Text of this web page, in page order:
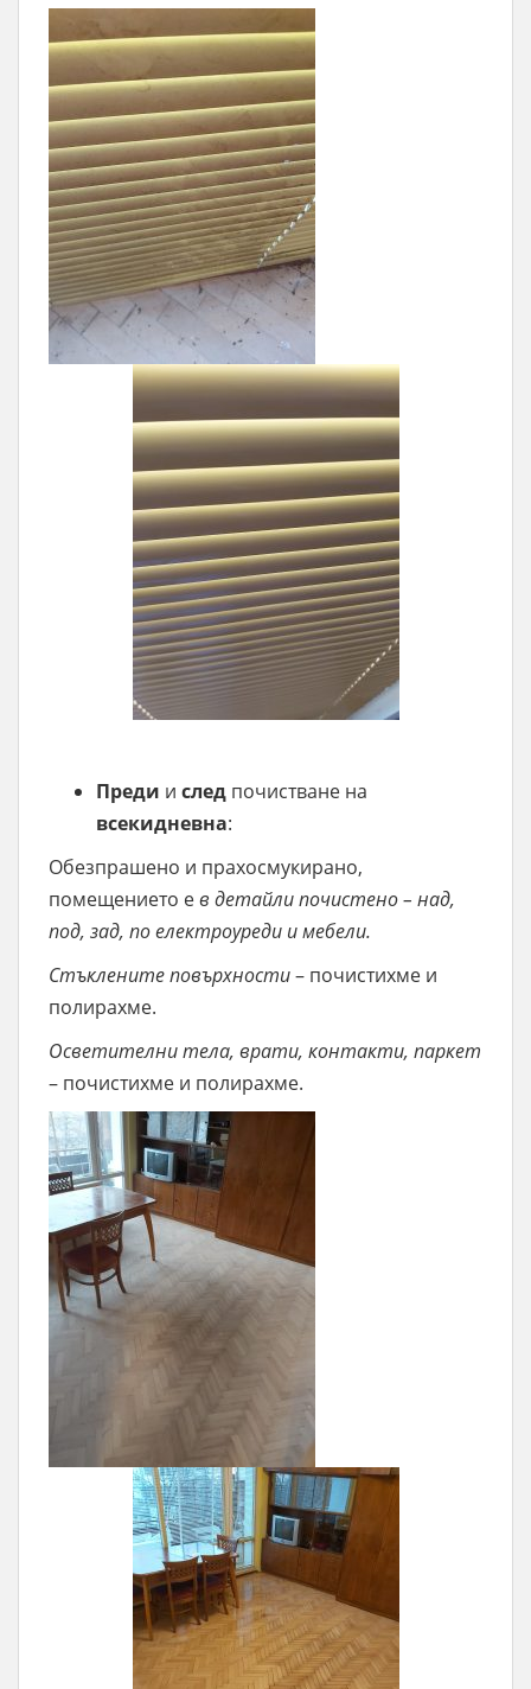
Преди и след почистване на
всекидневна:
Обезпрашено и прахосмукирано,
помещението ев детайли почистено – над,
под, зад, по електроуреди и мебели.
Стъклените повърхности– почистихме и
полирахме.
Осветителни тела, врати, контакти, паркет
– почистихме и полирахме.